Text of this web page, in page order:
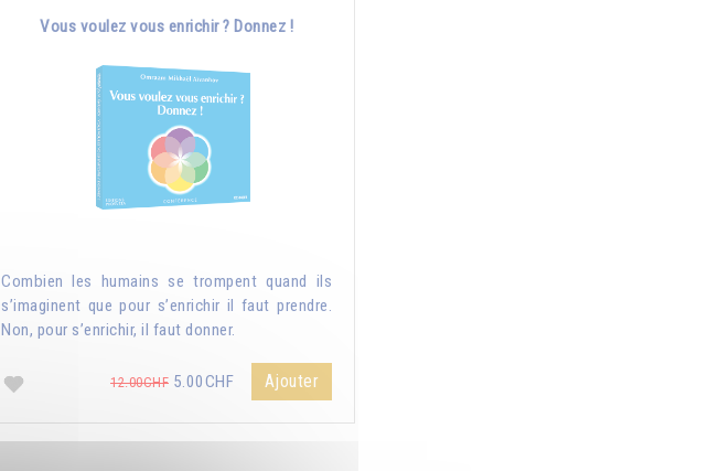
Vous voulez vous enrichir ? Donnez !
Combien les humains se trompent quand ils
s’imaginent que pour s’enrichir il faut prendre.
Non, pour s’enrichir, il faut donner.
12.00CHF 5.00CHF Ajouter